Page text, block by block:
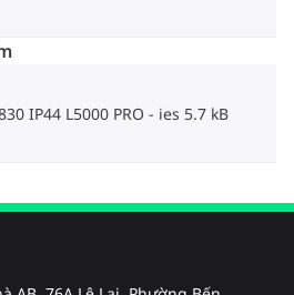
IP44 L5000 PRO ies 5.7 kB